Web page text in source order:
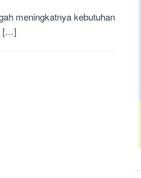
meningkatnya kebutuhan
[…]